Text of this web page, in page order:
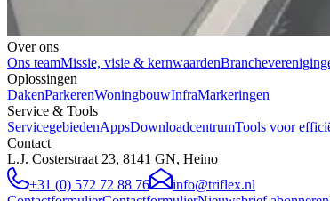
Over ons
Ons teamMissie, visie & kernwaarden
Oplossingen
DakenParkerenWoningbouwInfraMarkeringen
Service & Tools
ServicegebiedenAppsDownloadcentrumTools voor
Contact
L.J. Costerstraat 23, 8141 GN, Heino
+31 (0) 572 72 88 76
info@triflex.nl